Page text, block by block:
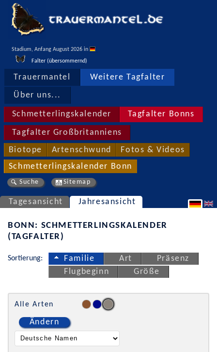
Stadium, Anfang August 2026 in
Falter (übersommernd)
Trauermantel Weitere Tagfalter
Über uns...
Schmetterlingskalender Tagfalter Bonns
Tagfalter Großbritanniens
Biotope Artenschwund Fotos & Videos
Schmetterlingskalender Bonn
Suche Sitemap
Tagesansicht Jahresansicht
BONN: SCHMETTERLINGSKALENDER
(TAGFALTER)
Sortierung: Familie Art
Präsenz
Flugbeginn
Größe
Alle Arten
Ändern